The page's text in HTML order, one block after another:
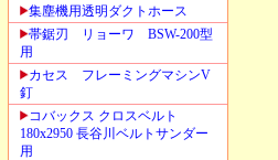
集塵機用透明ダクトホース
帯鋸刃 リョーワ BSW-200型
用
カセス フレーミングマシンV
釘
コバックス クロスベルト
180x2950 長谷川ベルトサンダー
用